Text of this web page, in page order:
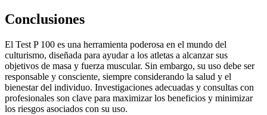
Conclusiones
El Test P 100 es una herramienta poderosa en el mundo del
culturismo, diseñada para ayudar a los atletas a alcanzar sus
objetivos de masa y fuerza muscular. Sin embargo, su uso debe ser
responsable y consciente, siempre considerando la salud y el
bienestar del individuo. Investigaciones adecuadas y consultas con
profesionales son clave para maximizar los beneficios y minimizar
los riesgos asociados con su uso.